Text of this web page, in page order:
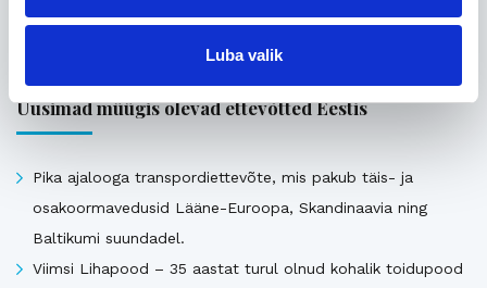
Luba valik
Seotud
Uusimad müügis olevad ettevõtted Eestis
Pika ajalooga transpordiettevõte, mis pakub täis- ja
osakoormavedusid Lääne-Euroopa, Skandinaavia ning
Baltikumi suundadel.
Viimsi Lihapood – 35 aastat turul olnud kohalik toidupood